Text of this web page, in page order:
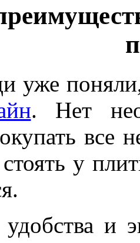
уже
. Нет
все
у
и